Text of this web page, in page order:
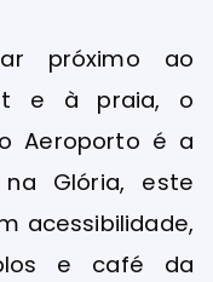
próximo ao
e à praia, o
Aeroporto é a
na Glória, este
acessibilidade,
e café da